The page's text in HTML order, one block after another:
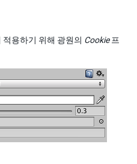
용하기 위해 광원의 Cookie프